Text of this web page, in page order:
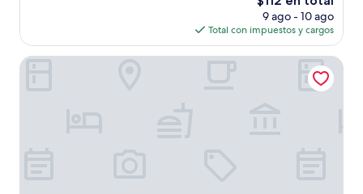
precio
actual
es
de
9 ago - 10 ago
Total con impuestos y cargos
Grant Hotel Boutique